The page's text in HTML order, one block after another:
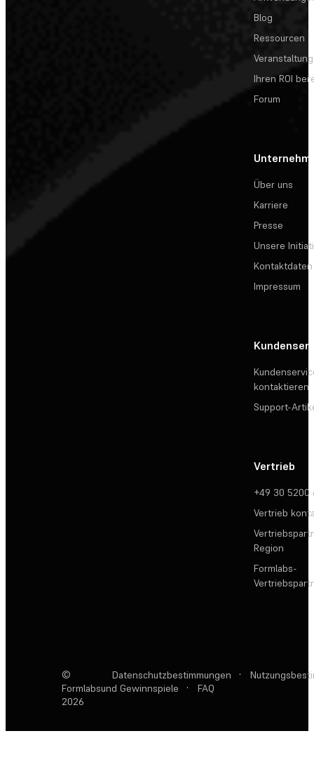
Blog
Ressourcen
Ihren ROI
Forum
Über uns
Karriere
Presse
Unsere
Kontaktdaten
Impressum
kontaktieren
Support-
Vertrieb
+49 30 5200
Vertrieb
Region
Formlabs-
©
Formlabs
2026
Datenschutzbestimmungen ·
und Gewinnspiele
· FAQ